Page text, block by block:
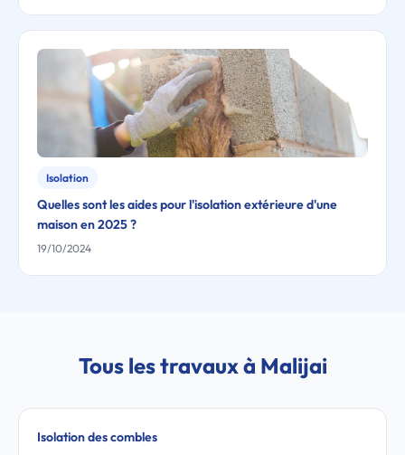
Isolation
Quelles sont les aides pour l'isolation extérieure d'une
maison en 2025 ?
19/10/2024
Tous les travaux à Malijai
Isolation des combles